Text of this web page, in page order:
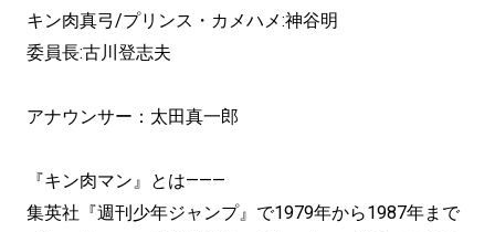
キン肉真弓/プリンス・カメハメ:神谷明
委員長:古川登志夫
アナウンサー：太田真一郎
『キン肉マン』とは———
集英社『週刊少年ジャンプ』で1979年から1987年まで